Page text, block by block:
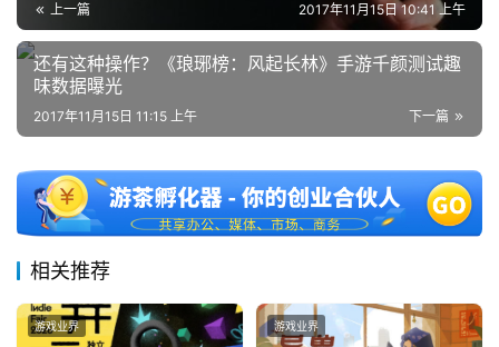
接
会
上
站
中
文
(
上一篇 2017年11月15日 10:41 上午
还有这种操作？《琅琊榜：风起长林》手游千颜测试趣
味数据曝光
下一篇
2017年11月15日 11:15 上午
相关推荐
游戏业界 游戏业界